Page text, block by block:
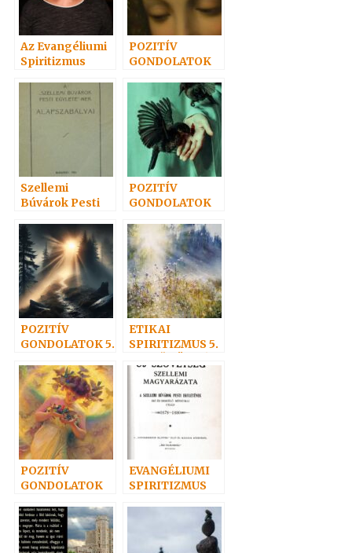
Az Evangéliumi
Spiritizmus
könyvről 2. rész
POZITÍV
GONDOLATOK
Szellemi
Búvárok Pesti
(Geistiger
Forscher in
Pest-Buda)
POZITÍV
GONDOLATOK
POZITÍV
GONDOLATOK 5.
ETIKAI
SPIRITIZMUS 5.
NEM LÉSZEN”
POZITÍV
GONDOLATOK
EVANGÉLIUMI
SPIRITIZMUS